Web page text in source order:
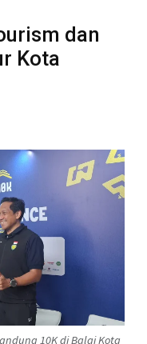
dan
Kota
10K di Balai Kota